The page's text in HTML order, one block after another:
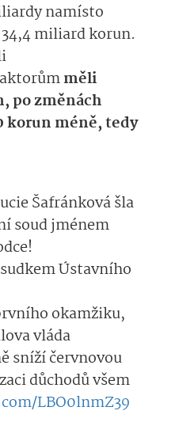
namísto
miliard korun.
měli
po změnách
korun méně, tedy
Šafránková šla
soud jménem
Ústavního
okamžiku,
vláda
sníží červnovou
důchodů všem
LBO0lnm­Z39